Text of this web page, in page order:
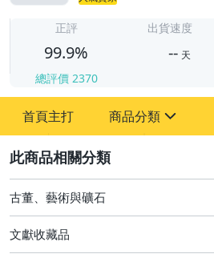
正評
99.9%
總評價 2370
出貨速度
-- 天
首頁主打 商品分類
其它
古董、藝術與礦石
文獻收藏品